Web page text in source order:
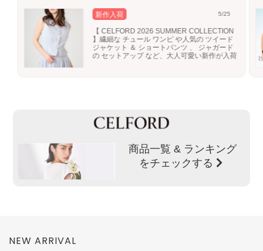
新作入荷 5/25
【 CELFORD 2026 SUMMER COLLECTION
】繊細な チュール ワンピ や人気の ツイード
ジャケット ＆ ショートパンツ 、 ジャガード
の セットアップ など、大人可愛い新作が入荷
商品一覧 & ランキング
をチェックする
NEW ARRIVAL